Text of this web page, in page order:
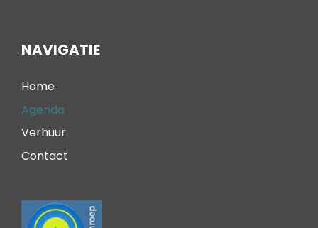
NAVIGATIE
Home
Agenda
Verhuur
Contact